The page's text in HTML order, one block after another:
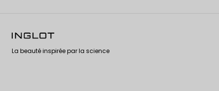
La beauté inspirée par la science